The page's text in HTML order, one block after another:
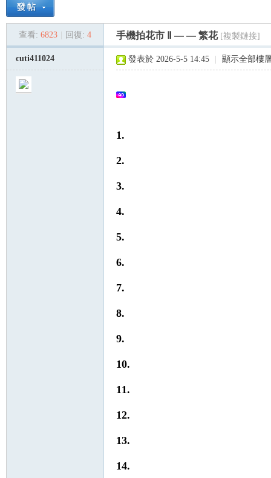
» › › ›
查看: 6823 回復: 4 手機拍花市 Ⅱ — — 繁花 [複製鏈接]
cuti411024 發表於 2026-5-5 14:45 顯示全部樓
1.
2.
3.
4.
5.
6.
7.
8.
9.
10.
11.
12.
13.
14.